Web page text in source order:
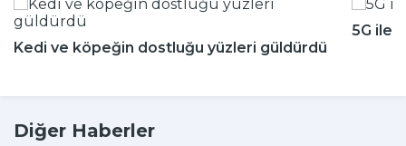
Kedi ve köpeğin dostluğu yüzleri güldürdü
5G ile
Diğer Haberler